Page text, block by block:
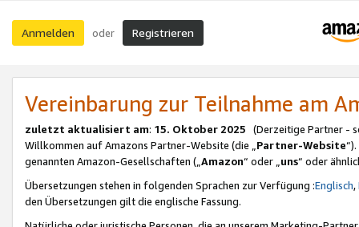
Anmelden oder Registrieren
Vereinbarung zur Teilnahme am
zuletzt aktualisiert am: 15. Oktober 2025 (Derzeitige Partner -
Willkommen auf Amazons Partner-Website (die „Partner-Website
genannten Amazon-Gesellschaften („Amazon“ oder „uns“ oder
Übersetzungen stehen in folgenden Sprachen zur Verfügung :Englisch,
den Übersetzungen gilt die englische Fassung.